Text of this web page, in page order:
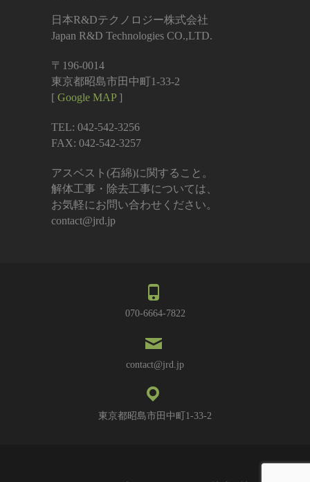
日本R&Dテクノロジー株式会社
Japan R&D Technologies CO.,LTD.
〒196-0014
東京都昭島市田中町1-33-2
[ Google MAP]
TEL: 042-542-3256
FAX: 042-542-3257
アスベスト(石綿)に関すること。
解体工事・除去工事については、
お気軽にお問い合わせください。
contact@jrd.jp
070-6664-7822
contact@jrd.jp
東京都昭島市田中町1-33-2